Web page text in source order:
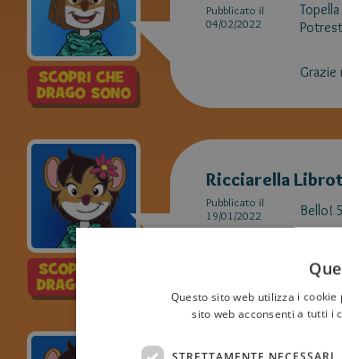
Pubblicato il
04/02/2022
Ricciarella
Pubblicato il
19/01/2022
Bello!
Questo sito web utilizza i
sito web acconsenti a tutti i
STRETTAMENTE NECESSARI